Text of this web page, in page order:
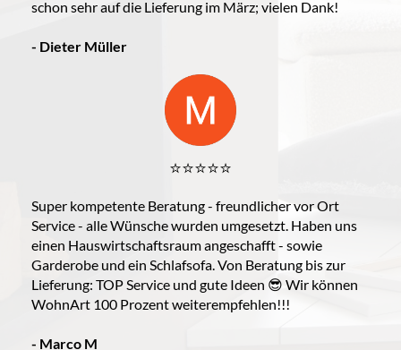
schon sehr auf die Lieferung im März; vielen Dank!
- Dieter Müller
⭐️⭐️⭐️⭐️⭐️
Super kompetente Beratung - freundlicher vor Ort
Service - alle Wünsche wurden umgesetzt. Haben uns
einen Hauswirtschaftsraum angeschafft - sowie
Garderobe und ein Schlafsofa. Von Beratung bis zur
Lieferung: TOP Service und gute Ideen 😎 Wir können
WohnArt 100 Prozent weiterempfehlen!!!
- Marco M